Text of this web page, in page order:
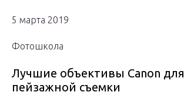
5 марта 2019
Фотошкола
Лучшие объективы Canon для
пейзажной съемки